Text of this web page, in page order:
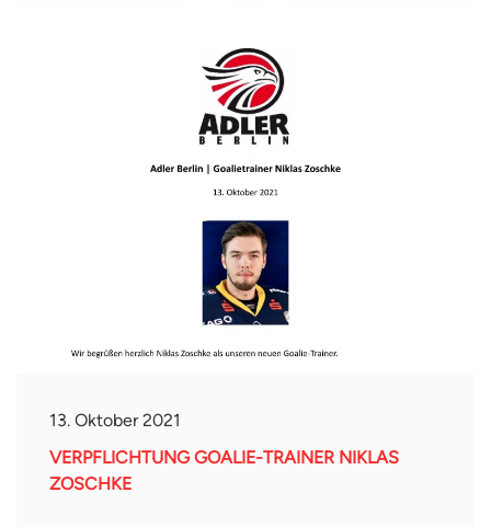
13. Oktober 2021
VERPFLICHTUNG GOALIE-TRAINER NIKLAS
ZOSCHKE